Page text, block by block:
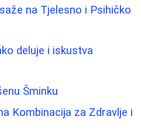
na Tjelesno i Psihičko
deluje i iskustva
Šminku
Kombinacija za Zdravlje i